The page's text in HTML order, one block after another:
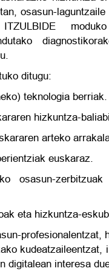
osasun-
ditugu:
teknologia berriak.
hizkuntza-
arteko
euskaraz.
osasun-
eta hizkuntza-
profesionalentzat,
kudeatzaileentzat,
digitalean interesa